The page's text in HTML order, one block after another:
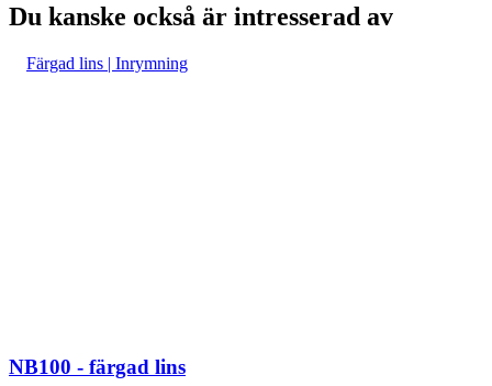
Du kanske också är intresserad av
Färgad lins | Inrymning
NB100 - färgad lins